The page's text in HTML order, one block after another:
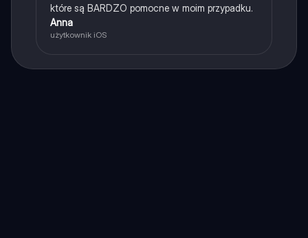
które są BARDZO pomocne w moim przypadku.
Anna
użytkownik iOS